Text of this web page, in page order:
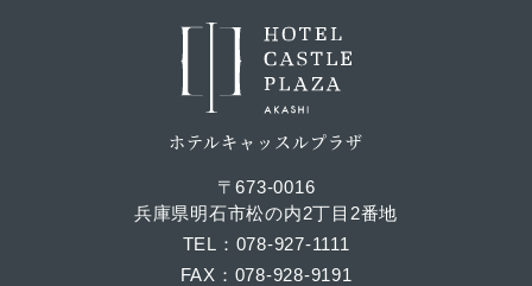
ホテルキャッスルプラザ
〒673-0016
兵庫県明石市松の内2丁目2番地
TEL
078-927-1111
FAX
078-928-9191